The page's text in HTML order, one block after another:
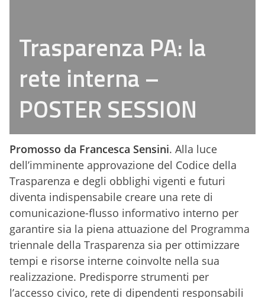
Trasparenza PA: la
rete interna –
POSTER SESSION
Promosso da Francesca Sensini. Alla luce
dell’imminente approvazione del Codice della
Trasparenza e degli obblighi vigenti e futuri
diventa indispensabile creare una rete di
comunicazione-flusso informativo interno per
garantire sia la piena attuazione del Programma
triennale della Trasparenza sia per ottimizzare
tempi e risorse interne coinvolte nella sua
realizzazione. Predisporre strumenti per
l’accesso civico, rete di dipendenti responsabili